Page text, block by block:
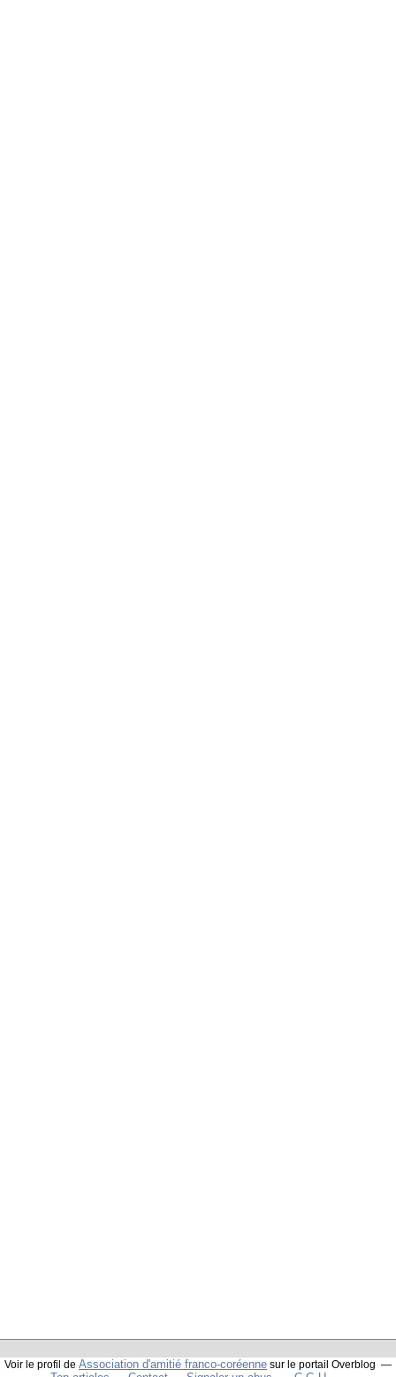
Voir le profil de Association d'amitié franco-coréenne sur le portail Overblog